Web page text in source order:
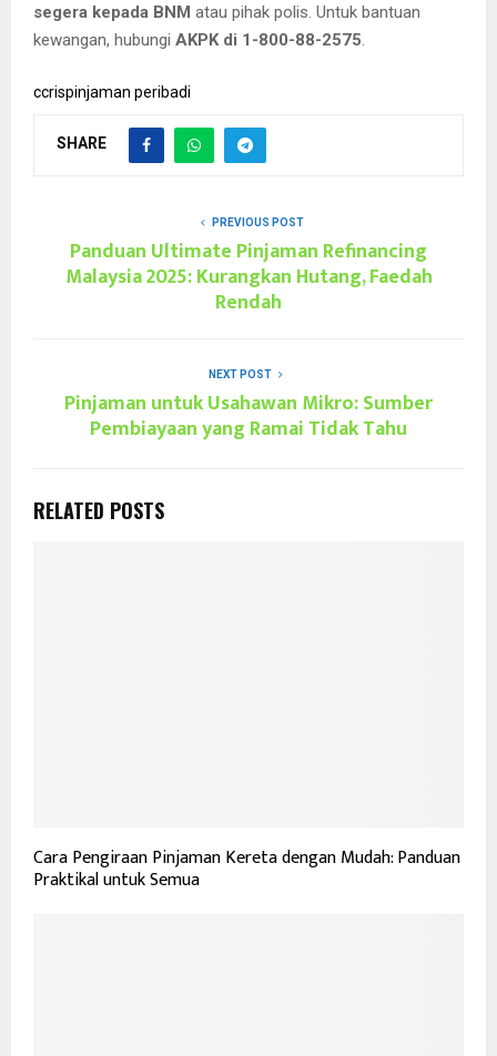
segera kepada BNM atau pihak polis. Untuk bantuan
kewangan, hubungi AKPK di 1-800-88-2575
ccrispinjaman peribadi
SHARE
PREVIOUS POST
Panduan Ultimate Pinjaman Refinancing
Malaysia 2025: Kurangkan Hutang, Faedah
Rendah
NEXT POST
Pinjaman untuk Usahawan Mikro: Sumber
Pembiayaan yang Ramai Tidak Tahu
RELATED POSTS
Cara Pengiraan Pinjaman Kereta dengan Mudah: Panduan
Praktikal untuk Semua